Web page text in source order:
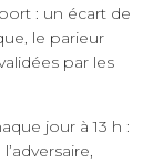
: un écart de
le parieur
par les
jour à 13 h :